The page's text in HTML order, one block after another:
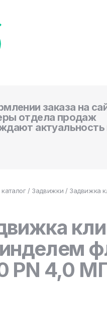
заказа на
отдела продаж
актуальность
каталог/ Задвижки / Задвижка
PN 4,0